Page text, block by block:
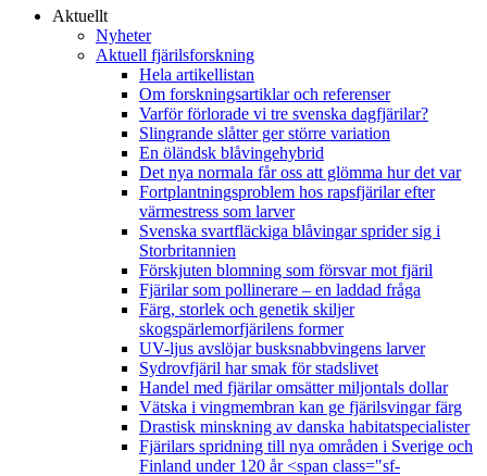
Aktuellt
Nyheter
Aktuell fjärilsforskning
Hela artikellistan
Om forskningsartiklar och referenser
Varför förlorade vi tre svenska dagfjärilar?
Slingrande slåtter ger större variation
En öländsk blåvingehybrid
Det nya normala får oss att glömma hur det var
Fortplantningsproblem hos rapsfjärilar efter
värmestress som larver
Svenska svartfläckiga blåvingar sprider sig i
Storbritannien
Förskjuten blomning som försvar mot fjäril
Fjärilar som pollinerare – en laddad fråga
Färg, storlek och genetik skiljer
skogspärlemorfjärilens former
UV-ljus avslöjar busksnabbvingens larver
Sydrovfjäril har smak för stadslivet
Handel med fjärilar omsätter miljontals dollar
Vätska i vingmembran kan ge fjärilsvingar färg
Drastisk minskning av danska habitatspecialister
Fjärilars spridning till nya områden i Sverige och
Finland under 120 år <span class="sf-